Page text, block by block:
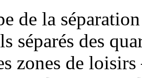
de la
séparés des
zones de